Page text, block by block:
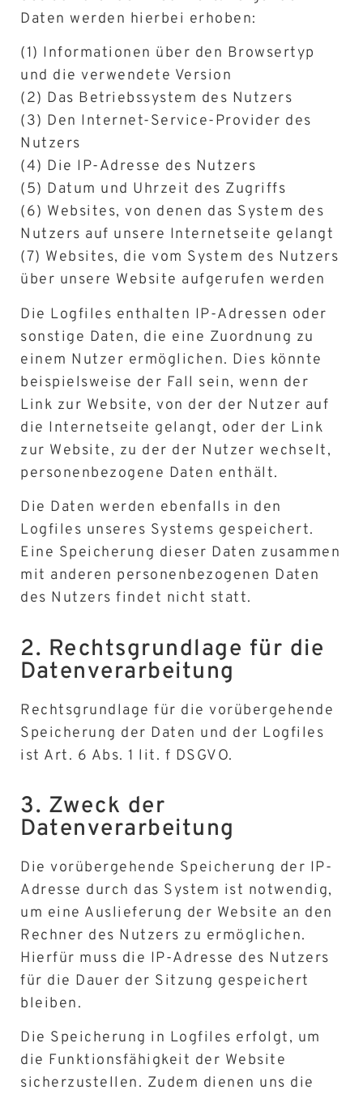
Daten werden hierbei erhoben:
(1) Informationen über den Browsertyp
und die verwendete Version
(2) Das Betriebssystem des Nutzers
(3) Den Internet-Service-Provider des
Nutzers
(4) Die IP-Adresse des Nutzers
(5) Datum und Uhrzeit des Zugriffs
(6) Websites, von denen das System des
Nutzers auf unsere Internetseite gelangt
(7) Websites, die vom System des Nutzers
über unsere Website aufgerufen werden
Die Logfiles enthalten IP-Adressen oder
sonstige Daten, die eine Zuordnung zu
einem Nutzer ermöglichen. Dies könnte
beispielsweise der Fall sein, wenn der
Link zur Website, von der der Nutzer auf
die Internetseite gelangt, oder der Link
zur Website, zu der der Nutzer wechselt,
personenbezogene Daten enthält.
Die Daten werden ebenfalls in den
Logfiles unseres Systems gespeichert.
Eine Speicherung dieser Daten zusammen
mit anderen personenbezogenen Daten
des Nutzers findet nicht statt.
2. Rechtsgrundlage für die
Datenverarbeitung
Rechtsgrundlage für die vorübergehende
Speicherung der Daten und der Logfiles
ist Art. 6 Abs. 1 lit. f DSGVO.
3. Zweck der
Datenverarbeitung
Die vorübergehende Speicherung der IP-
Adresse durch das System ist notwendig,
um eine Auslieferung der Website an den
Rechner des Nutzers zu ermöglichen.
Hierfür muss die IP-Adresse des Nutzers
für die Dauer der Sitzung gespeichert
bleiben.
Die Speicherung in Logfiles erfolgt, um
die Funktionsfähigkeit der Website
sicherzustellen. Zudem dienen uns die